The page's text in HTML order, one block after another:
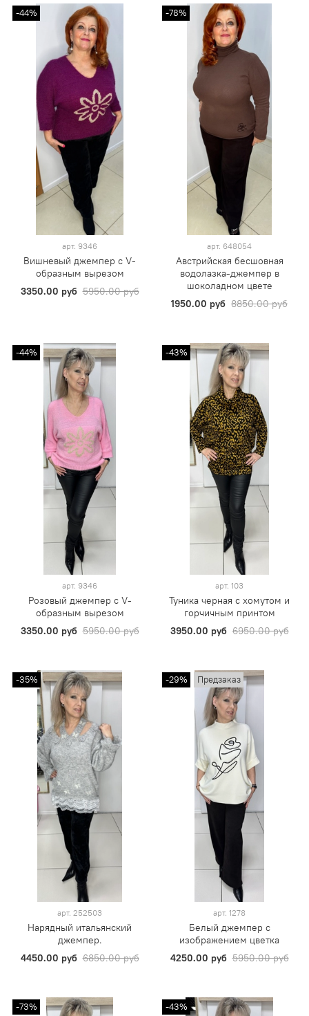
-44%
арт. 9346
Вишневый джемпер с V-
образным вырезом
3350.00 руб 5950.00 руб
-78%
арт. 648054
Австрийская бесшовная
водолазка-джемпер в
шоколадном цвете
1950.00 руб 8850.00 руб
-44%
арт. 9346
Розовый джемпер с V-
образным вырезом
3350.00 руб 5950.00 руб
-43%
арт. 103
Туника черная с хомутом и
горчичным принтом
3950.00 руб 6950.00 руб
-35%
арт. 252503
Нарядный итальянский
джемпер.
4450.00 руб 6850.00 руб
-29% Предзаказ
арт. 1278
Белый джемпер с
изображением цветка
4250.00 руб 5950.00 руб
-73% -43%